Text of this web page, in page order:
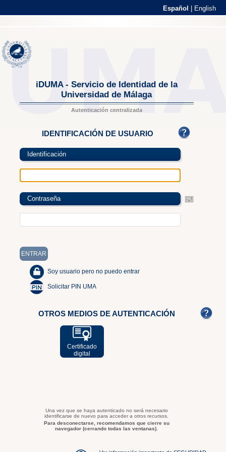
Español English
iDUMA - Servicio de Identidad de la
Universidad de Málaga
Autenticación centralizada
IDENTIFICACIÓN DE USUARIO
Identificación
Contraseña
Soy usuario pero no puedo entrar
Solicitar PIN UMA
OTROS MEDIOS DE AUTENTICACIÓN
Certificado
digital
Una vez que se haya autenticado no será necesario
identificarse de nuevo para acceder a otros recursos.
Para desconectarse, recomendamos que cierre su
navegador (cerrando todas las ventanas).